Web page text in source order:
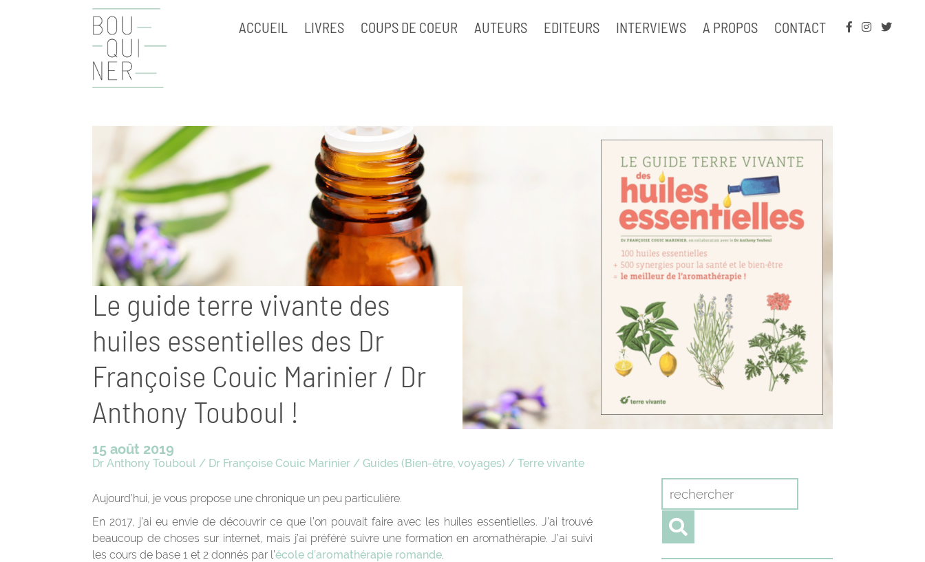
ACCUEIL LIVRES COUPS DE COEUR AUTEURS EDITEURS INTERVIEWS A PROPOS CONTACT
Le guide terre vivante des
huiles essentielles des Dr
Françoise Couic Marinier / Dr
Anthony Touboul !
15 août 2019
Dr Anthony Touboul / Dr Françoise Couic Marinier /Guides (Bien-être, voyages) /Terre vivante
Aujourd’hui, je vous propose une chronique un peu particulière.
En 2017, j’ai eu envie de découvrir ce que l’on pouvait faire avec les huiles essentielles. J’ai trouvé
beaucoup de choses sur internet, mais j’ai préféré suivre une formation en aromathérapie. J’ai suivi
les cours de base 1 et 2 donnés par l’école d’aromathérapie romande